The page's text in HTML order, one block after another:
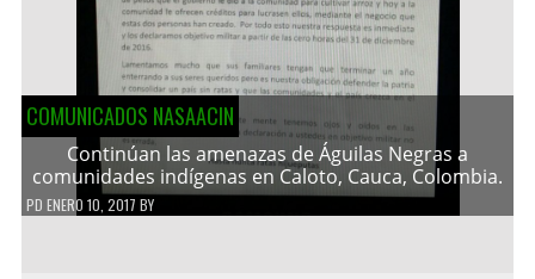
COMUNICADOS NASAACIN
Continúan las amenazas de Águilas Negras a
comunidades indígenas en Caloto, Cauca, Colombia.
PD ENERO 10, 2017 BY